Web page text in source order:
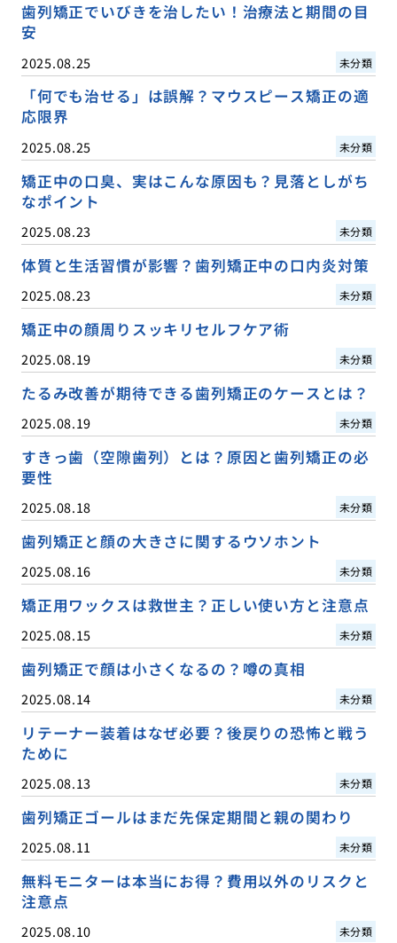
歯列矯正でいびきを治したい！治療法と期間の目
安
2025.08.25 未分類
「何でも治せる」は誤解？マウスピース矯正の適
応限界
2025.08.25 未分類
矯正中の口臭、実はこんな原因も？見落としがち
なポイント
2025.08.23 未分類
体質と生活習慣が影響？歯列矯正中の口内炎対策
2025.08.23 未分類
矯正中の顔周りスッキリセルフケア術
2025.08.19 未分類
たるみ改善が期待できる歯列矯正のケースとは？
2025.08.19 未分類
すきっ歯（空隙歯列）とは？原因と歯列矯正の必
要性
2025.08.18 未分類
歯列矯正と顔の大きさに関するウソホント
2025.08.16 未分類
矯正用ワックスは救世主？正しい使い方と注意点
2025.08.15 未分類
歯列矯正で顔は小さくなるの？噂の真相
2025.08.14 未分類
リテーナー装着はなぜ必要？後戻りの恐怖と戦う
ために
2025.08.13 未分類
歯列矯正ゴールはまだ先保定期間と親の関わり
2025.08.11 未分類
無料モニターは本当にお得？費用以外のリスクと
注意点
2025.08.10 未分類